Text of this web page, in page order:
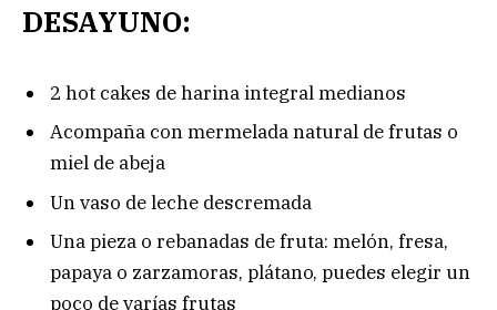
DESAYUNO:
2 hot cakes de harina integral medianos
Acompaña con mermelada natural de frutas o
miel de abeja
Un vaso de leche descremada
Una pieza o rebanadas de fruta: melón, fresa,
papaya o zarzamoras, plátano, puedes elegir un
poco de varías frutas